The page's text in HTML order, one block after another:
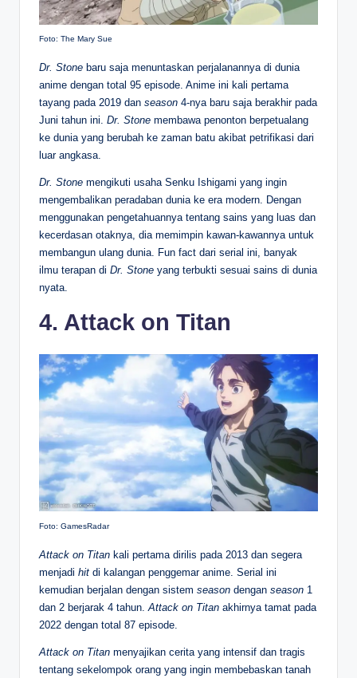
Foto: The Mary Sue
Dr. Stone baru saja menuntaskan perjalanannya di dunia
anime dengan total 95 episode. Anime ini kali pertama
tayang pada 2019 dan season 4-nya baru saja berakhir pada
Juni tahun ini. Dr. Stone membawa penonton berpetualang
ke dunia yang berubah ke zaman batu akibat petrifikasi dari
luar angkasa.
Dr. Stone mengikuti usaha Senku Ishigami yang ingin
mengembalikan peradaban dunia ke era modern. Dengan
menggunakan pengetahuannya tentang sains yang luas dan
kecerdasan otaknya, dia memimpin kawan-kawannya untuk
membangun ulang dunia. Fun fact dari serial ini, banyak
ilmu terapan di Dr. Stone yang terbukti sesuai sains di dunia
nyata.
4. Attack on Titan
Foto: GamesRadar
Attack on Titan kali pertama dirilis pada 2013 dan segera
menjadi hit di kalangan penggemar anime. Serial ini
kemudian berjalan dengan sistem season dengan season 1
dan 2 berjarak 4 tahun. Attack on Titan akhirnya tamat pada
2022 dengan total 87 episode.
Attack on Titan menyajikan cerita yang intensif dan tragis
tentang sekelompok orang yang ingin membebaskan tanah